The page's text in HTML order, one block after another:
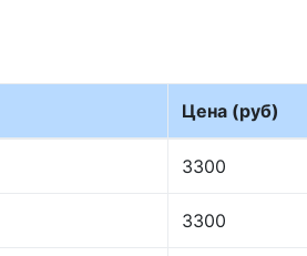
Цена (руб)
3300
3300